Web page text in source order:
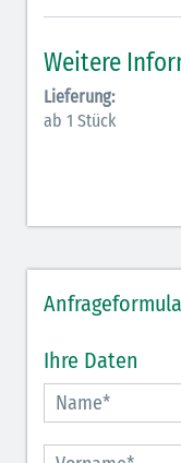
Weitere
Lieferung:
ab 1 Stück
Ihre Daten